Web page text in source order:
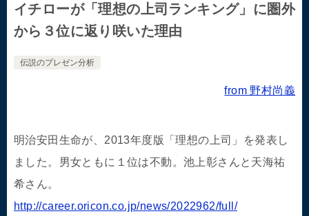
イチローが「理想の上司ランキング」に圏外
から３位に返り咲いた理由
伝説のプレゼン分析
from 野村尚義
明治安田生命が、2013年度版「理想の上司」を発表し
ました。男女ともに１位は不動。池上彰さんと天海祐
希さん。
http://career.oricon.co.jp/news/2022962/full/